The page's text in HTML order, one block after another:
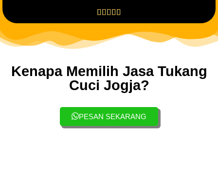
    
Kenapa Memilih Jasa Tukang
Cuci Jogja?
PESAN SEKARANG